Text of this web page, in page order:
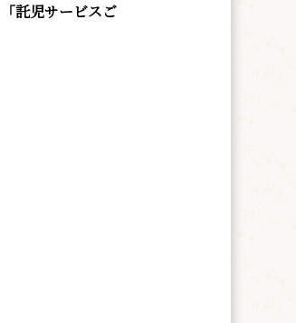
「託児サービスご